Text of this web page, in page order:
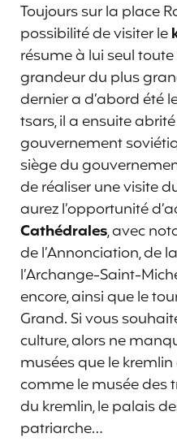
Toujours sur la place
possibilité de visiter le
résume à lui seul
grandeur du plus
dernier a d’abord été
tsars, il a ensuite
gouvernement
siège du
de réaliser une visite
aurez l’opportunité
Cathédrales, avec
de l’Annonciation, de
l’Archange-Saint-
encore, ainsi que le
Grand. Si vous
culture, alors ne
musées que le
comme le musée des
du kremlin, le palais
patriarche…